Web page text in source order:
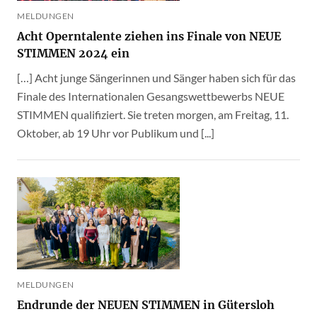
MELDUNGEN
Acht Operntalente ziehen ins Finale von NEUE
STIMMEN 2024 ein
[…] Acht junge Sängerinnen und Sänger haben sich für das
Finale des Internationalen Gesangswettbewerbs NEUE
STIMMEN qualifiziert. Sie treten morgen, am Freitag, 11.
Oktober, ab 19 Uhr vor Publikum und [...]
MELDUNGEN
Endrunde der NEUEN STIMMEN in Gütersloh